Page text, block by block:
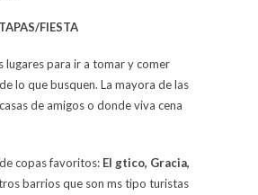
FIESTA
lugares para ir a tomar y comer
lo que busquen. La mayora de las
de amigos o donde viva cena
copas favoritos: El gtico, Gracia,
barrios que son ms tipo turistas